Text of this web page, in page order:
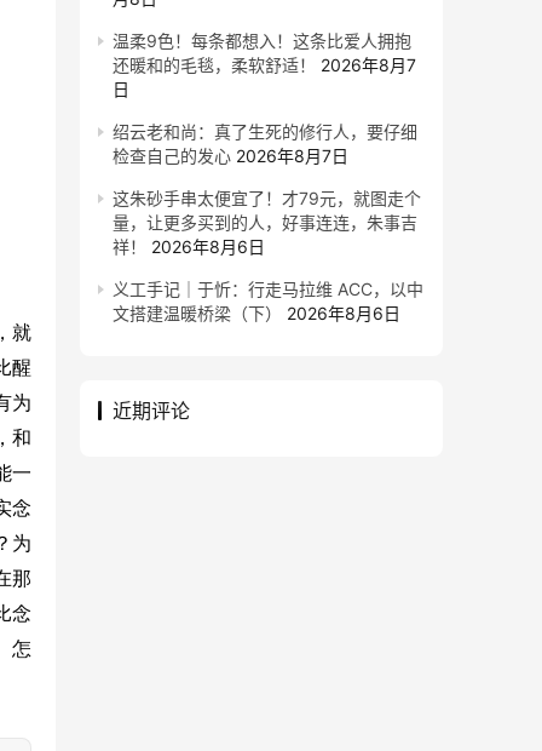
就
醒
为
和
一
念
为
那
念
怎
温柔9色！每条都想入！这条比爱人拥抱
还暖和的毛毯，柔软舒适！
2026年8月7
日
绍云老和尚：真了生死的修行人，要仔细
检查自己的发心 2026年8月7日
这朱砂手串太便宜了！才79元，就图走个
量，让更多买到的人，好事连连，朱事吉
祥！
2026年8月6日
义工手记｜于忻：行走马拉维 ACC，以中
文搭建温暖桥梁（下）
2026年8月6日
近期评论